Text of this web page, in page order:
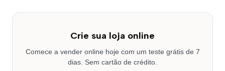
Crie sua loja online
Comece a vender online hoje com um teste grátis de 7
dias. Sem cartão de crédito.